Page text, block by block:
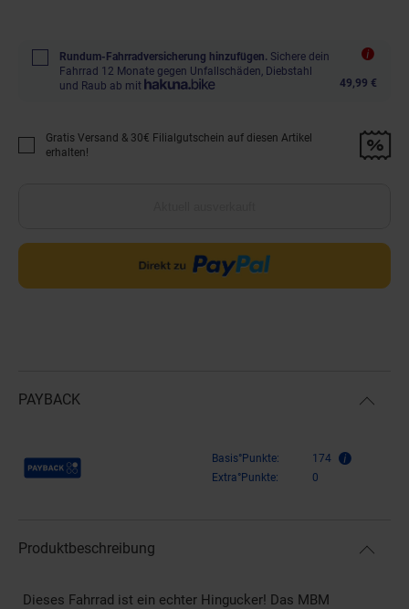
Rundum-Fahrradversicherung hinzufügen. Sichere dein
Fahrrad 12 Monate gegen Unfallschäden, Diebstahl
und Raub ab mit
49,99 €
Promotion "Gratis Versand &amp; 30€ Filialgutschein auf diesen Artikel
Gratis Versand & 30€ Filialgutschein auf diesen Artikel
erhalten!
PAYBACK
Payback Punkte Basis°Punkte:
174
Extra°Punkte:
0
Produktbeschreibung
Dieses Fahrrad ist ein echter Hingucker! Das MBM